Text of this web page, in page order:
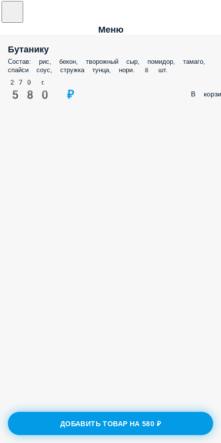
Меню
Бутанику
Состав: рис, бекон, творожный сыр, помидор, тамаго,
спайси соус, стружка тунца, нори. 8 шт.
270 г.
580 ₽ В
ДОБАВИТЬ ТОВАР НА580 ₽